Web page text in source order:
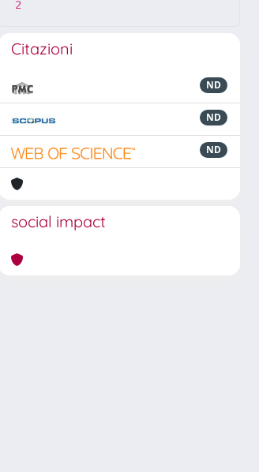
2
Citazioni
ND
ND
ND
social impact